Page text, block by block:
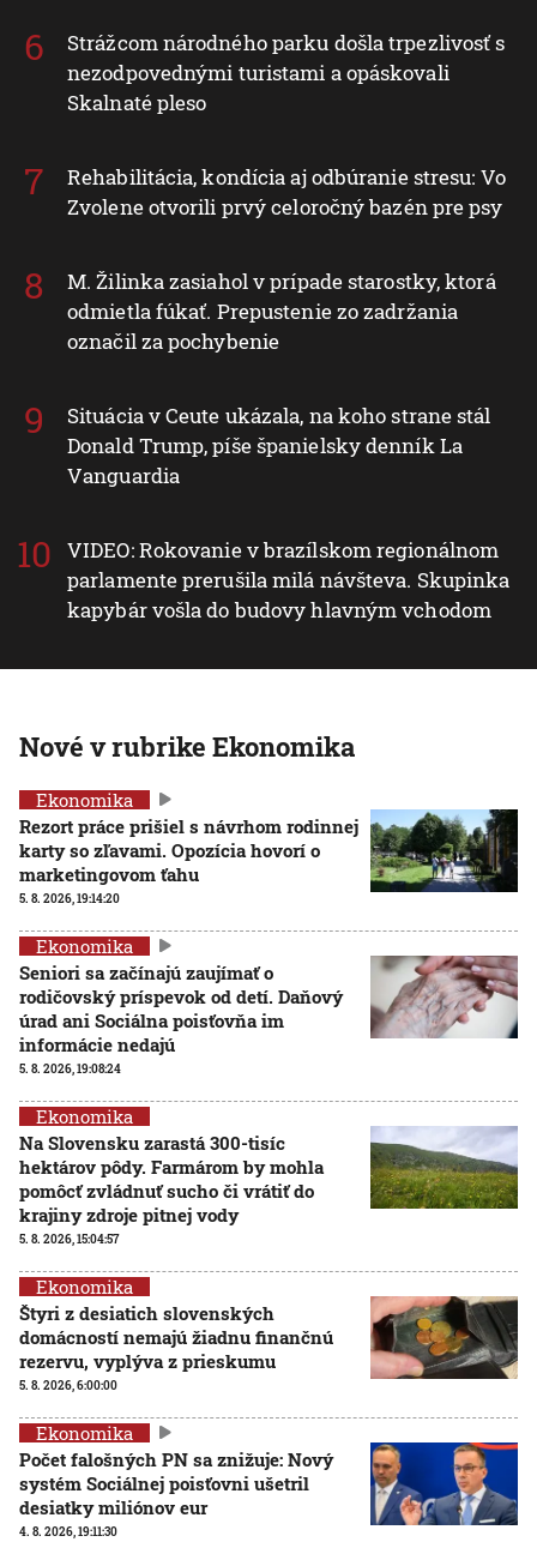
Strážcom národného parku došla trpezlivosť s
nezodpovednými turistami a opáskovali
Skalnaté pleso
Rehabilitácia, kondícia aj odbúranie stresu: Vo
Zvolene otvorili prvý celoročný bazén pre psy
M. Žilinka zasiahol v prípade starostky, ktorá
odmietla fúkať. Prepustenie zo zadržania
označil za pochybenie
Situácia v Ceute ukázala, na koho strane stál
Donald Trump, píše španielsky denník La
Vanguardia
VIDEO: Rokovanie v brazílskom regionálnom
parlamente prerušila milá návšteva. Skupinka
kapybár vošla do budovy hlavným vchodom
Nové v rubrike Ekonomika
Ekonomika
Rezort práce prišiel s návrhom rodinnej
karty so zľavami. Opozícia hovorí o
marketingovom ťahu
5. 8. 2026, 19:14:20
Ekonomika
Seniori sa začínajú zaujímať o
rodičovský príspevok od detí. Daňový
úrad ani Sociálna poisťovňa im
informácie nedajú
5. 8. 2026, 19:08:24
Ekonomika
Na Slovensku zarastá 300-tisíc
hektárov pôdy. Farmárom by mohla
pomôcť zvládnuť sucho či vrátiť do
krajiny zdroje pitnej vody
5. 8. 2026, 15:04:57
Ekonomika
Štyri z desiatich slovenských
domácností nemajú žiadnu finančnú
rezervu, vyplýva z prieskumu
5. 8. 2026, 6:00:00
Ekonomika
Počet falošných PN sa znižuje: Nový
systém Sociálnej poisťovni ušetril
desiatky miliónov eur
4. 8. 2026, 19:11:30